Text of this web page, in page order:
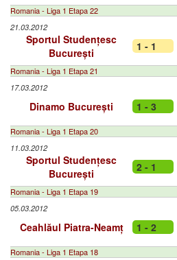
Romania - Liga 1 Etapa 22
21.03.2012
Sportul Studențesc
București
1 - 1
Romania - Liga 1 Etapa 21
17.03.2012
Dinamo București 1 - 3
Romania - Liga 1 Etapa 20
11.03.2012
Sportul Studențesc
București
2 - 1
Romania - Liga 1 Etapa 19
05.03.2012
Ceahlăul Piatra-Neamț 1 - 2
Romania - Liga 1 Etapa 18